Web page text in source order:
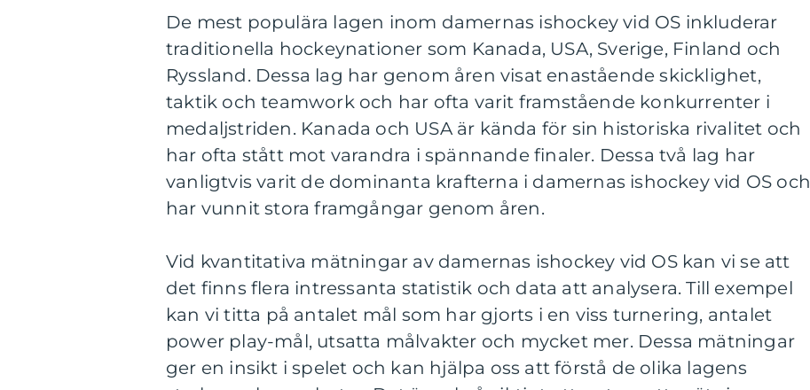
De mest populära lagen inom damernas ishockey vid OS inkluderar
traditionella hockeynationer som Kanada, USA, Sverige, Finland och
Ryssland. Dessa lag har genom åren visat enastående skicklighet,
taktik och teamwork och har ofta varit framstående konkurrenter i
medaljstriden. Kanada och USA är kända för sin historiska rivalitet och
har ofta stått mot varandra i spännande finaler. Dessa två lag har
vanligtvis varit de dominanta krafterna i damernas ishockey vid OS och
har vunnit stora framgångar genom åren.
Vid kvantitativa mätningar av damernas ishockey vid OS kan vi se att
det finns flera intressanta statistik och data att analysera. Till exempel
kan vi titta på antalet mål som har gjorts i en viss turnering, antalet
power play-mål, utsatta målvakter och mycket mer. Dessa mätningar
ger en insikt i spelet och kan hjälpa oss att förstå de olika lagens